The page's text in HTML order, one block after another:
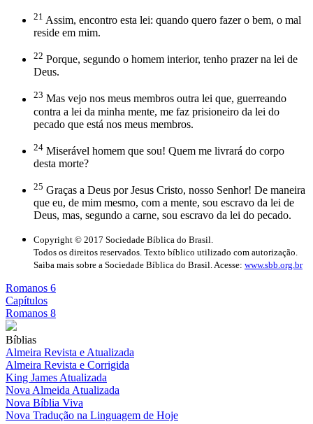
21 Assim, encontro esta lei: quando quero fazer o bem, o mal
reside em mim.
22 Porque, segundo o homem interior, tenho prazer na lei de
Deus.
23 Mas vejo nos meus membros outra lei que, guerreando
contra a lei da minha mente, me faz prisioneiro da lei do
pecado que está nos meus membros.
24 Miserável homem que sou! Quem me livrará do corpo
desta morte?
25 Graças a Deus por Jesus Cristo, nosso Senhor! De maneira
que eu, de mim mesmo, com a mente, sou escravo da lei de
Deus, mas, segundo a carne, sou escravo da lei do pecado.
Copyright © 2017 Sociedade Bíblica do Brasil.
Todos os direitos reservados. Texto bíblico utilizado com autorização.
Saiba mais sobre a Sociedade Bíblica do Brasil. Acesse: www.sbb.org.br
Romanos 6
Capítulos
Romanos 8
Bíblias
Almeira Revista e Atualizada
Almeira Revista e Corrigida
King James Atualizada
Nova Almeida Atualizada
Nova Bíblia Viva
Nova Tradução na Linguagem de Hoje